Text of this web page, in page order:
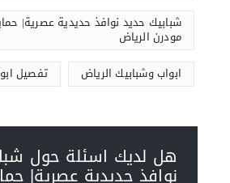
شبابيك حديد نوافذ حديدية عصرية|
مودرن الرياض
تفصيل
ابواب وشبابيك الرياض
هل لديك اسئلة حول
نوافذ حديدية عصرية|